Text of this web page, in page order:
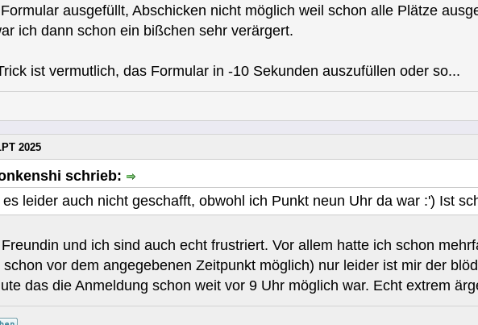
ausgefüllt, Abschicken nicht möglich weil schon alle Plätze
ich dann schon ein bißchen sehr verärgert.
ist vermutlich, das Formular in -10 Sekunden auszufüllen oder so...
2025
schrieb:
es leider auch nicht geschafft, obwohl ich Punkt neun Uhr da war :') Ist
und ich sind auch echt frustriert. Vor allem hatte ich schon
schon vor dem angegebenen Zeitpunkt möglich) nur leider ist mir der
das die Anmeldung schon weit vor 9 Uhr möglich war. Echt extrem